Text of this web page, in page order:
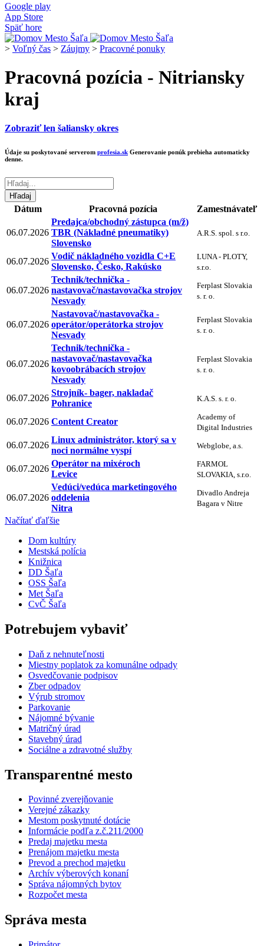
Google play
App Store
Späť hore
> Voľný čas > Záujmy > Pracovné ponuky
Pracovná pozícia - Nitriansky
kraj
Zobraziť len šaliansky okres
Údaje su poskytované serverom profesia.sk Generovanie ponúk prebieha automaticky
denne.
Dátum Pracovná pozícia Zamestnávateľ
06.07.2026
Predajca/obchodný zástupca (m/ž)
TBR (Nákladné pneumatiky)
Slovensko
A.R.S. spol. s r.o.
06.07.2026
Vodič nákladného vozidla C+E
Slovensko, Česko, Rakúsko
LUNA - PLOTY,
s.r.o.
06.07.2026
Technik/technička -
nastavovač/nastavovačka strojov
Nesvady
Ferplast Slovakia
s. r. o.
06.07.2026
Nastavovač/nastavovačka -
operátor/operátorka strojov
Nesvady
Ferplast Slovakia
s. r. o.
06.07.2026
Technik/technička -
nastavovač/nastavovačka
kovoobrábacích strojov
Nesvady
Ferplast Slovakia
s. r. o.
06.07.2026
Strojník- bager, nakladač
Pohranice
K.A.S. s. r. o.
06.07.2026 Content Creator
Academy of
Digital Industries
06.07.2026
Linux administrátor, ktorý sa v
noci normálne vyspí
Webglobe, a.s.
06.07.2026
Operátor na mixéroch
Levice
FARMOL
SLOVAKIA, s.r.o.
06.07.2026
Vedúci/vedúca marketingového
oddelenia
Nitra
Divadlo Andreja
Bagara v Nitre
Načítať ďaľšie
Dom kultúry
Mestská polícia
Knižnica
DD Šaľa
OSS Šaľa
Met Šaľa
CvČ Šaľa
Potrebujem vybaviť
Daň z nehnuteľnosti
Miestny poplatok za komunálne odpady
Osvedčovanie podpisov
Zber odpadov
Výrub stromov
Parkovanie
Nájomné bývanie
Matričný úrad
Stavebný úrad
Sociálne a zdravotné služby
Transparentné mesto
Povinné zverejňovanie
Verejné zákazky
Mestom poskytnuté dotácie
Informácie podľa z.č.211/2000
Predaj majetku mesta
Prenájom majetku mesta
Prevod a prechod majetku
Archív výberových konaní
Správa nájomných bytov
Rozpočet mesta
Správa mesta